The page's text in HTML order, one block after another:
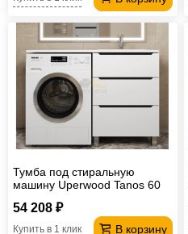
Тумба под стиральную
машину Uperwood Tanos 60
белая/графит
54 208 ₽
В корзину
Купить в 1 клик